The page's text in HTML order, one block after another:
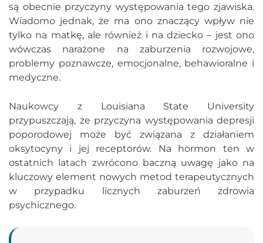
są obecnie przyczyny występowania tego zjawiska.
Wiadomo jednak, że ma ono znaczący wpływ nie
tylko na matkę, ale również i na dziecko – jest ono
wówczas narażone na zaburzenia rozwojowe,
problemy poznawcze, emocjonalne, behawioralne i
medyczne.
Naukowcy z Louisiana State University
przypuszczają, że przyczyna występowania depresji
poporodowej może być związana z działaniem
oksytocyny i jej receptorów. Na hormon ten w
ostatnich latach zwrócono baczną uwagę jako na
kluczowy element nowych metod terapeutycznych
w przypadku licznych zaburzeń zdrowia
psychicznego.